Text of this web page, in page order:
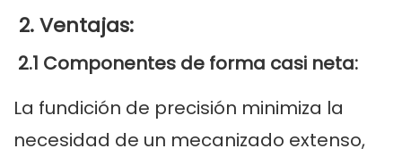
2. Ventajas:
2.1 Componentes de forma casi neta:
La fundición de precisión minimiza la
necesidad de un mecanizado extenso,